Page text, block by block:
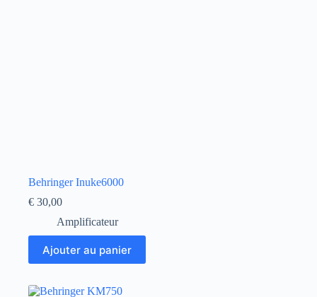
Behringer Inuke6000
€ 30,00
Amplificateur
Ajouter au panier